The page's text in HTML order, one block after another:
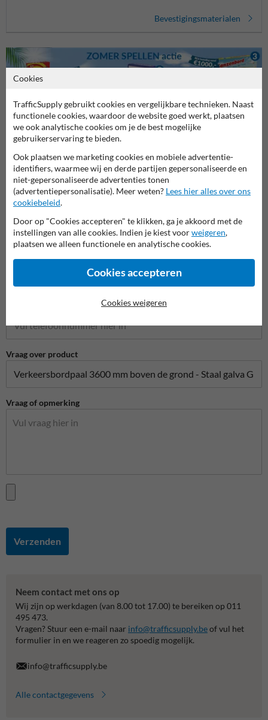
Bevestigingsmaterialen
Stel je vraag aan Verkeersbord.be
Naam*
Bedrijfsnaam
E-mailadres*
Vraag over product
Vraag of opmerking
Verzenden
Neem contact met ons op
Wij zijn op werkdagen (van 8.00 tot 17.00) te bereiken op 011
495 473.
Vragen? Stuur een e-mail naar info@trafficsupply.beof vul het
formulier in en we reageren zo spoedig mogelijk.
info@trafficsupply.be
Alle contactgegevens
Cookies
TrafficSupply gebruikt cookies en vergelijkbare technieken. Naast
functionele cookies, waardoor de website goed werkt, plaatsen
we ook analytische cookies om je de best mogelijke
gebruikerservaring te bieden.
Ook plaatsen we marketing cookies en mobiele advertentie-
identifiers, waarmee wij en derde partijen gepersonaliseerde en
niet-gepersonaliseerde advertenties tonen
(advertentiepersonalisatie). Meer weten? Lees hier alles over ons
cookiebeleid.
Door op "Cookies accepteren" te klikken, ga je akkoord met de
instellingen van alle cookies. Indien je kiest voorweigeren,
plaatsen we alleen functionele en analytische cookies.
Cookies accepteren
Cookies weigeren